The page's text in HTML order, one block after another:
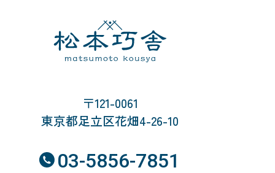
〒121-0061
東京都足立区花畑4-26-10
03-5856-7851